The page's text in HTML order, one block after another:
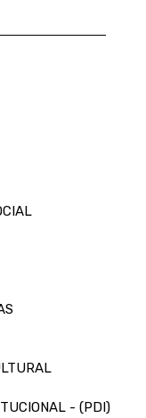
- (PDI)